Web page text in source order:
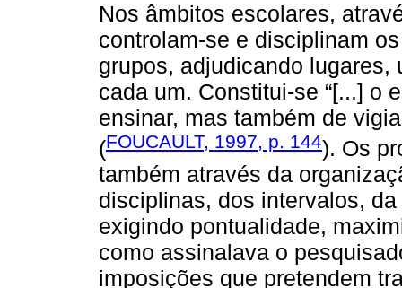
Nos âmbitos escolares,
controlam-se e disciplinam
grupos, adjudicando lugares,
cada um. Constitui-se “[...] o
ensinar, mas também de
(FOUCAULT, 1997, p. 144). Os
também através da
disciplinas, dos intervalos,
exigindo pontualidade,
como assinalava o
imposições que pretendem